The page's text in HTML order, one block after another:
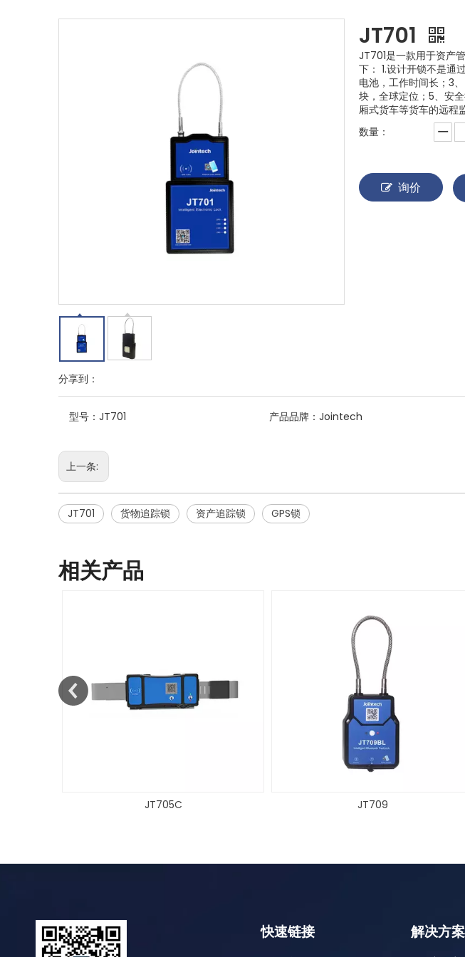
分享到：
JT701
JT701是一款用于资产
下： 1.设计开锁不是通
电池，工作时间长；3
块，全球定位；5、安
厢式货车等货车的远程
数量：
询价
型号： JT701 产品品牌： Jointech
上一条:
JT701 货物追踪锁 资产追踪锁 GPS锁
相关产品
JT709 JT705A
快速链接 解决方案